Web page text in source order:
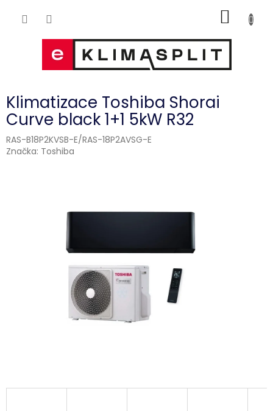
KOŠÍK
Klimatizace Toshiba Shorai
Curve black 1+1 5kW R32
RAS-B18P2KVSB-E/RAS-18P2AVSG-E
Značka: Toshiba